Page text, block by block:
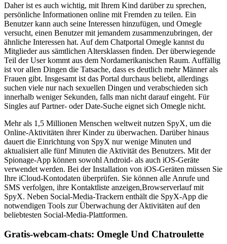
Daher ist es auch wichtig, mit Ihrem Kind darüber zu sprechen,
persönliche Informationen online mit Fremden zu teilen. Ein
Benutzer kann auch seine Interessen hinzufügen, und Omegle
versucht, einen Benutzer mit jemandem zusammenzubringen, der
ähnliche Interessen hat. Auf dem Chatportal Omegle kannst du
Mitglieder aus sämtlichen Altersklassen finden. Der überwiegende
Teil der User kommt aus dem Nordamerikanischen Raum. Auffällig
ist vor allen Dingen die Tatsache, dass es deutlich mehr Männer als
Frauen gibt. Insgesamt ist das Portal durchaus beliebt, allerdings
suchen viele nur nach sexuellen Dingen und verabschieden sich
innerhalb weniger Sekunden, falls man nicht darauf eingeht. Für
Singles auf Partner- oder Date-Suche eignet sich Omegle nicht.
Mehr als 1,5 Millionen Menschen weltweit nutzen SpyX, um die
Online-Aktivitäten ihrer Kinder zu überwachen. Darüber hinaus
dauert die Einrichtung von SpyX nur wenige Minuten und
aktualisiert alle fünf Minuten die Aktivität des Benutzers. Mit der
Spionage-App können sowohl Android- als auch iOS-Geräte
verwendet werden. Bei der Installation von iOS-Geräten müssen Sie
Ihre iCloud-Kontodaten überprüfen. Sie können alle Anrufe und
SMS verfolgen, ihre Kontaktliste anzeigen,Browserverlauf mit
SpyX. Neben Social-Media-Trackern enthält die SpyX-App die
notwendigen Tools zur Überwachung der Aktivitäten auf den
beliebtesten Social-Media-Plattformen.
Gratis-webcam-chats: Omegle Und Chatroulette